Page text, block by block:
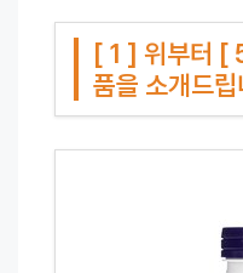
[ 1 ] 위부터 [
품을 소개드립